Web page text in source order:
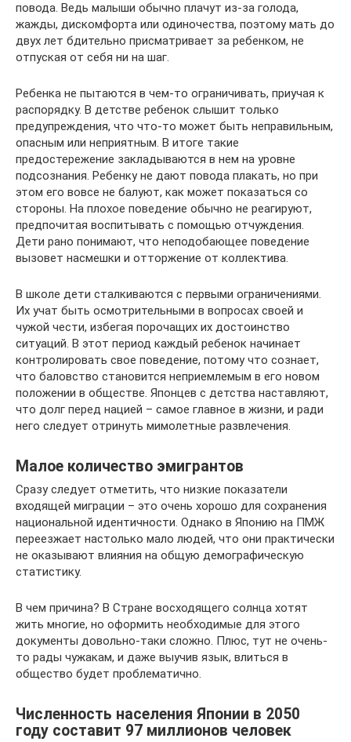
повода. Ведь малыши обычно плачут из-за голода,
жажды, дискомфорта или одиночества, поэтому мать до
двух лет бдительно присматривает за ребенком, не
отпуская от себя ни на шаг.
Ребенка не пытаются в чем-то ограничивать, приучая к
распорядку. В детстве ребенок слышит только
предупреждения, что что-то может быть неправильным,
опасным или неприятным. В итоге такие
предостережение закладываются в нем на уровне
подсознания. Ребенку не дают повода плакать, но при
этом его вовсе не балуют, как может показаться со
стороны. На плохое поведение обычно не реагируют,
предпочитая воспитывать с помощью отчуждения.
Дети рано понимают, что неподобающее поведение
вызовет насмешки и отторжение от коллектива.
В школе дети сталкиваются с первыми ограничениями.
Их учат быть осмотрительными в вопросах своей и
чужой чести, избегая порочащих их достоинство
ситуаций. В этот период каждый ребенок начинает
контролировать свое поведение, потому что сознает,
что баловство становится неприемлемым в его новом
положении в обществе. Японцев с детства наставляют,
что долг перед нацией – самое главное в жизни, и ради
него следует отринуть мимолетные развлечения.
Малое количество эмигрантов
Сразу следует отметить, что низкие показатели
входящей миграции – это очень хорошо для сохранения
национальной идентичности. Однако в Японию на ПМЖ
переезжает настолько мало людей, что они практически
не оказывают влияния на общую демографическую
статистику.
В чем причина? В Стране восходящего солнца хотят
жить многие, но оформить необходимые для этого
документы довольно-таки сложно. Плюс, тут не очень-
то рады чужакам, и даже выучив язык, влиться в
общество будет проблематично.
Численность населения Японии в 2050
году составит 97 миллионов человек